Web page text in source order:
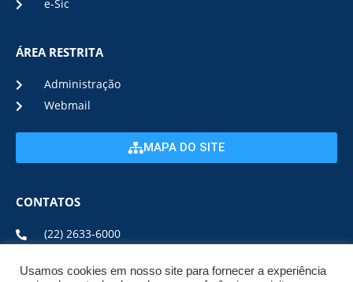
e-Sic
ÁREA RESTRITA
Administração
Webmail
MAPA DO SITE
CONTATOS
(22) 2633-6000
Usamos cookies em nosso site para fornecer a experiência